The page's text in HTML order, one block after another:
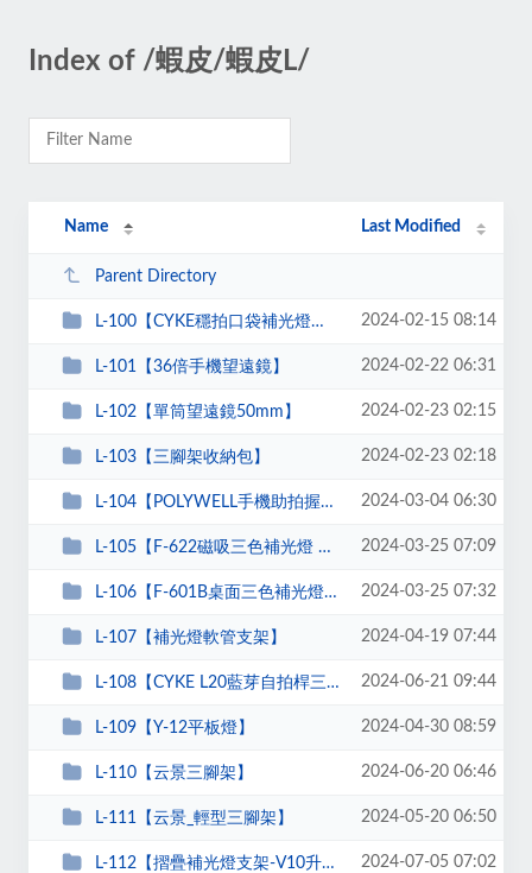
Index of /蝦皮/蝦皮L/
Name Last Modified
Parent Directory
L-100【CYKE穩拍口袋補光燈夾】 2024-02-15 08:14
L-101【36倍手機望遠鏡】 2024-02-22 06:31
L-102【單筒望遠鏡50mm】 2024-02-23 02:15
L-103【三腳架收納包】 2024-02-23 02:18
L-104【POLYWELL手機助拍握把磁吸式】 2024-03-04 06:30
L-105【F-622磁吸三色補光燈 充電款-附夾子】 2024-03-25 07:09
L-106【F-601B桌面三色補光燈USB款-附夾子】 2024-03-25 07:32
L-107【補光燈軟管支架】 2024-04-19 07:44
L-108【CYKE L20藍芽自拍桿三腳架磁吸環】 2024-06-21 09:44
L-109【Y-12平板燈】 2024-04-30 08:59
L-110【云景三腳架】 2024-06-20 06:46
L-111【云景_輕型三腳架】 2024-05-20 06:50
L-112【摺疊補光燈支架-V10升級款】 2024-07-05 07:02